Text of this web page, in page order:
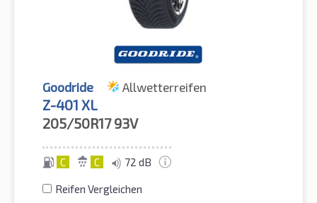
Goodride Allwetterreifen
Z-401 XL
205/50R17 93V
C C 72 dB
Reifen Vergleichen